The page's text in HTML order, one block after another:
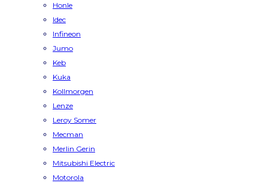
Honle
Idec
Infineon
Jumo
Keb
Kuka
Kollmorgen
Lenze
Leroy Somer
Mecman
Merlin Gerin
Mitsubishi Electric
Motorola